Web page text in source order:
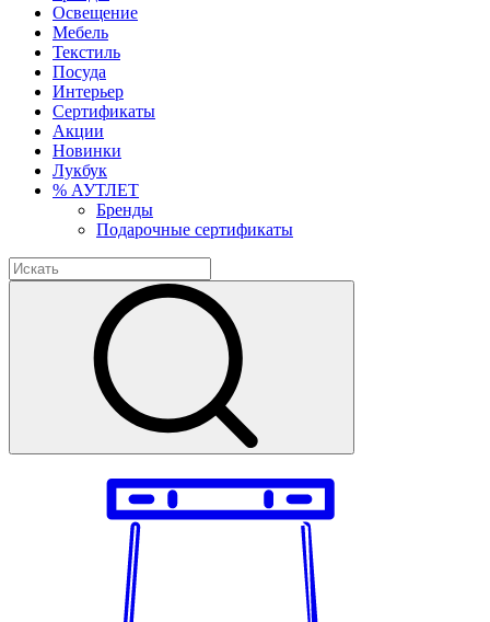
Освещение
Мебель
Текстиль
Посуда
Интерьер
Сертификаты
Акции
Новинки
Лукбук
% АУТЛЕТ
Бренды
Подарочные сертификаты